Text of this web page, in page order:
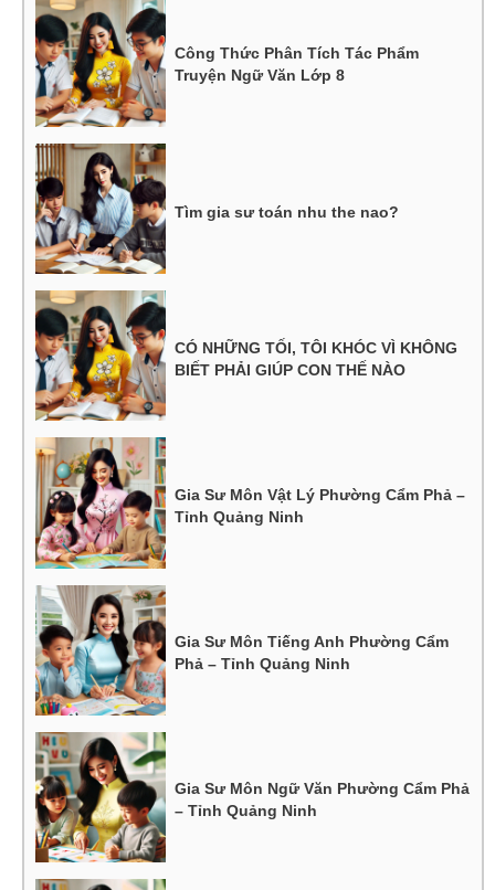
Công Thức Phân Tích Tác Phẩm
Truyện Ngữ Văn Lớp 8
Tìm gia sư toán nhu the nao?
CÓ NHỮNG TỐI, TÔI KHÓC VÌ KHÔNG
BIẾT PHẢI GIÚP CON THẾ NÀO
Gia Sư Môn Vật Lý Phường Cẩm Phả –
Tỉnh Quảng Ninh
Gia Sư Môn Tiếng Anh Phường Cẩm
Phả – Tỉnh Quảng Ninh
Gia Sư Môn Ngữ Văn Phường Cẩm Phả
– Tỉnh Quảng Ninh